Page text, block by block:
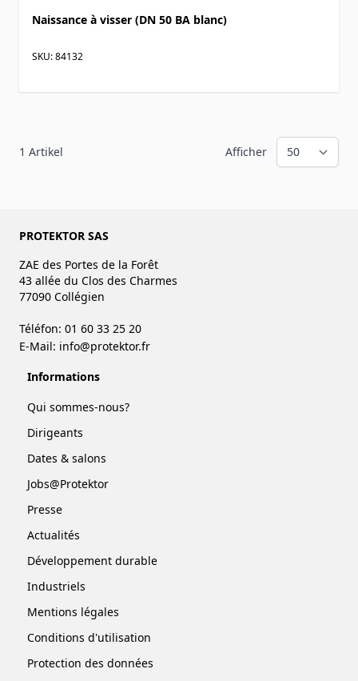
Naissance à visser (DN 50 BA blanc)
SKU: 84132
1 Artikel Afficher
PROTEKTOR SAS
ZAE des Portes de la Forêt
43 allée du Clos des Charmes
77090 Collégien
Téléfon: 01 60 33 25 20
E-Mail: info@protektor.fr
Informations
Qui sommes-nous?
Dirigeants
Dates & salons
Jobs@Protektor
Presse
Actualités
Développement durable
Industriels
Mentions légales
Conditions d'utilisation
Protection des données